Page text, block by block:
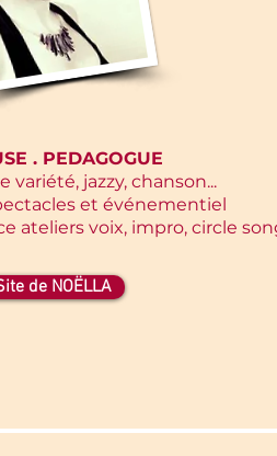
. PEDAGOGUE
variété, jazzy, chanson...
et événementiel
ateliers voix, impro, circle
de NOËLLA